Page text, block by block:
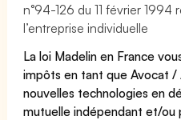
n°94-126 du 11 février 1994
l’entreprise individuelle
La loi Madelin en France
impôts en tant que Avocat
nouvelles technologies en
mutuelle indépendant et/ou